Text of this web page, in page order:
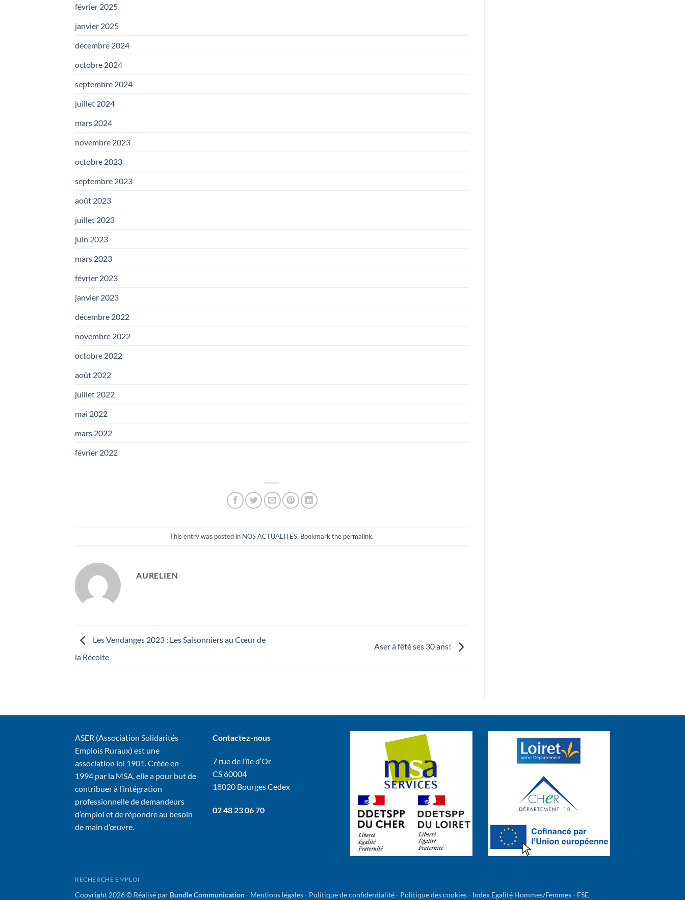
février 2025
janvier 2025
décembre 2024
octobre 2024
septembre 2024
juillet 2024
mars 2024
novembre 2023
octobre 2023
septembre 2023
août 2023
juillet 2023
juin 2023
mars 2023
février 2023
janvier 2023
décembre 2022
novembre 2022
octobre 2022
août 2022
juillet 2022
mai 2022
mars 2022
février 2022
This entry was posted in NOS ACTUALITÉS. Bookmark the permalink.
AURELIEN
Les Vendanges 2023 : Les Saisonniers au Cœur de
la Récolte
Aser à fêté ses 30 ans!
ASER (Association Solidarités
Emplois Ruraux) est une
association loi 1901. Créée en
1994 par la MSA, elle a pour but de
contribuer à l’intégration
professionnelle de demandeurs
d’emploi et de répondre au besoin
de main d’œuvre.
Contactez-nous
7 rue de l’île d’Or
CS 60004
18020 Bourges Cedex
02 48 23 06 70
RECHERCHE EMPLOI
Copyright 2026 © Réalisé par Bundle Communication- Mentions légales- Politique de confidentialité- Politique des cookies- Index Egalité Hommes/Femmes- FSE